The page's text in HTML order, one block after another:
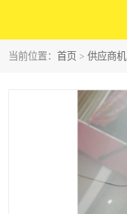
当前位置： 首页 > 供应商机